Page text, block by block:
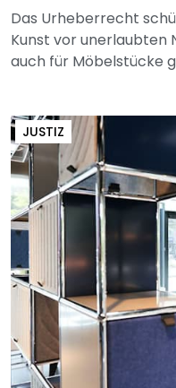
Das Urheberrecht
Kunst vor unerlaubten
auch für Möbelstücke
JUSTIZ